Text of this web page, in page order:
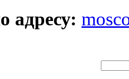
адресу: